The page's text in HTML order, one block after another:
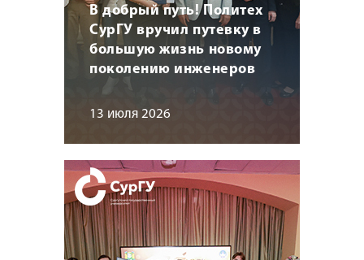
В добрый путь! Политех
СурГУ вручил путевку в
большую жизнь новому
поколению инженеров
13 июля 2026